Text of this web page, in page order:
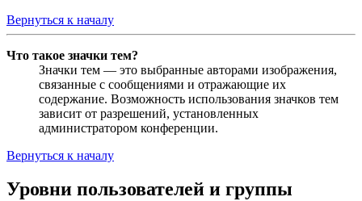
Вернуться к началу
Что такое значки тем?
Значки тем — это выбранные авторами изображения,
связанные с сообщениями и отражающие их
содержание. Возможность использования значков тем
зависит от разрешений, установленных
администратором конференции.
Вернуться к началу
Уровни пользователей и группы